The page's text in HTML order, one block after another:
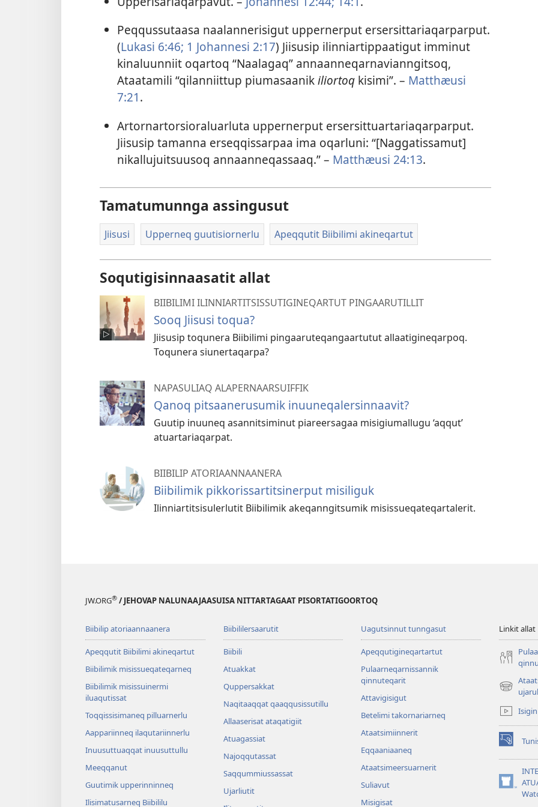
Peq­qus­sutaasa naalan­nerisigut up­per­ner­put ersersit­tariaqar­par­put.
(Lukasi 6:46; 1 Johan­nesi 2:17) Jiisusip ilin­niar­tip­paatigut im­minut
kinaluun­niit oqar­toq “Naalagaq” an­naan­neqar­navian­ngitsoq,
Ataatamili “qilan­niit­tup piumasaanikiliortoqkisimi”. – Mat­thæusi
7:21.
Ar­tor­nar­torsioraluarluta up­per­ner­put ersersit­tuar­tariaqar­par­put.
Jiisusip taman­na erseq­qis­sar­paa ima oqarluni: “[Naggatis­samut]
nikal­lujuitsuusoq an­naan­neqas­saaq.” – Mat­thæusi 24:13.
Tamatumunnga assingusut
Jiisusi Upperneq guutisiornerlu Apeqqutit Biibilimi akineqartut
Soqutigisinnaasatit allat
BIIBILIMI ILINNIARTITSISSUTIGINEQARTUT PINGAARUTILLIT
Sooq Jiisusi toqua?
Jiisusip toqunera Biibilimi pingaaruteqangaartutut allaatigineqarpoq.
Toqunera siunertaqarpa?
NAPASULIAQ ALAPERNAARSUIFFIK
Qanoq pitsaanerusumik inuuneqalersinnaavit?
Guutip inuuneq asannitsiminut piareersagaa misigiumallugu ‘aqqut’
atuartariaqarpat.
BIIBILIP ATORIAANNAANERA
Biibilimik pik­koris­sar­titsiner­put misiliguk
Ilin­niar­titsisulerlutit Biibilimik akeqan­ngitsumik misis­sueqateqar­talerit.
JW.ORG® / JEHOVAP NALUNAAJAASUISA NITTARTAGAAT PISORTATIGOORTOQ
Biibilip atoriaannaanera
Apeqqutit Biibilimi akineqartut
Biibilimik misis­sueqateqar­neq
Biibilimik misissuinermi
iluaqutissat
Toqqissisimaneq pilluarnerlu
Aappariinneq ilaqutariinnerlu
Inuusuttuaqqat inuusuttullu
Meeqqanut
Guutimik upperinninneq
Ilisimatusarneq Biibililu
Biibililersaarutit
Biibili
Atuakkat
Quppersakkat
Naqitaaqqat qaaqqusissutillu
Allaaserisat ataqatigiit
Atuagassiat
Najoqqutassat
Saqqummiussassat
Ujarliutit
Uagutsinnut tunngasut
Apeqqutigineqartartut
Pulaarneqarnissannik
qinnuteqarit
Attavigisigut
Betelimi takornariarneq
Ataatsimiin­nerit
Eqqaaniaaneq
Ataatsimeersuarnerit
Suliavut
Misigisat
Linkit allat
(opens
window)
(opens
new
window)
(opens